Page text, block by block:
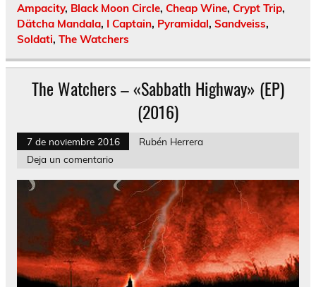
Ampacity, Black Moon Circle, Cheap Wine, Crypt Trip,
Dätcha Mandala, I Captain, Pyramidal, Sandveiss,
Soldati, The Watchers
The Watchers – «Sabbath Highway» (EP)
(2016)
7 de noviembre 2016
Rubén Herrera
Deja un comentario